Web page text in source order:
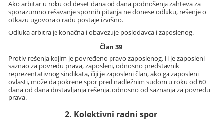
Ako arbitar u roku od deset dana od dana podnošenja zahteva za
sporazumno rešavanje spornih pitanja ne donese odluku, rešenje o
otkazu ugovora o radu postaje izvršno.
Odluka arbitra je konačna i obavezuje poslodavca i zaposlenog.
Član 39
Protiv rešenja kojim je povređeno pravo zaposlenog, ili je zaposleni
saznao za povredu prava, zaposleni, odnosno predstavnik
reprezentativnog sindikata, čiji je zaposleni član, ako ga zaposleni
ovlasti, može da pokrene spor pred nadležnim sudom u roku od 60
dana od dana dostavljanja rešenja, odnosno od saznanja za povredu
prava.
2. Kolektivni radni spor